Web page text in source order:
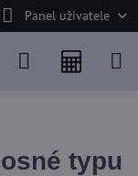
Panel uživatele
typu